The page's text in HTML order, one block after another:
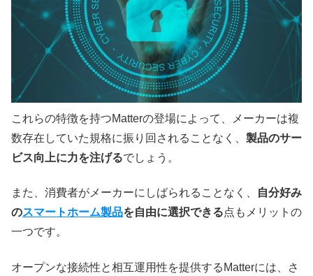
これらの特徴を持つMatterの登場によって、メーカーは複
数存在していた規格に振り回されることなく、 製品のサー
ビス向上に力を注げるでしょう。
また、消費者がメーカーにしばられることなく、
自分好み
のスマートホーム製品を自由に選択できる点もメリットの
一つです。
オープンな接続性と相互運用性を提供するMatterには、さ